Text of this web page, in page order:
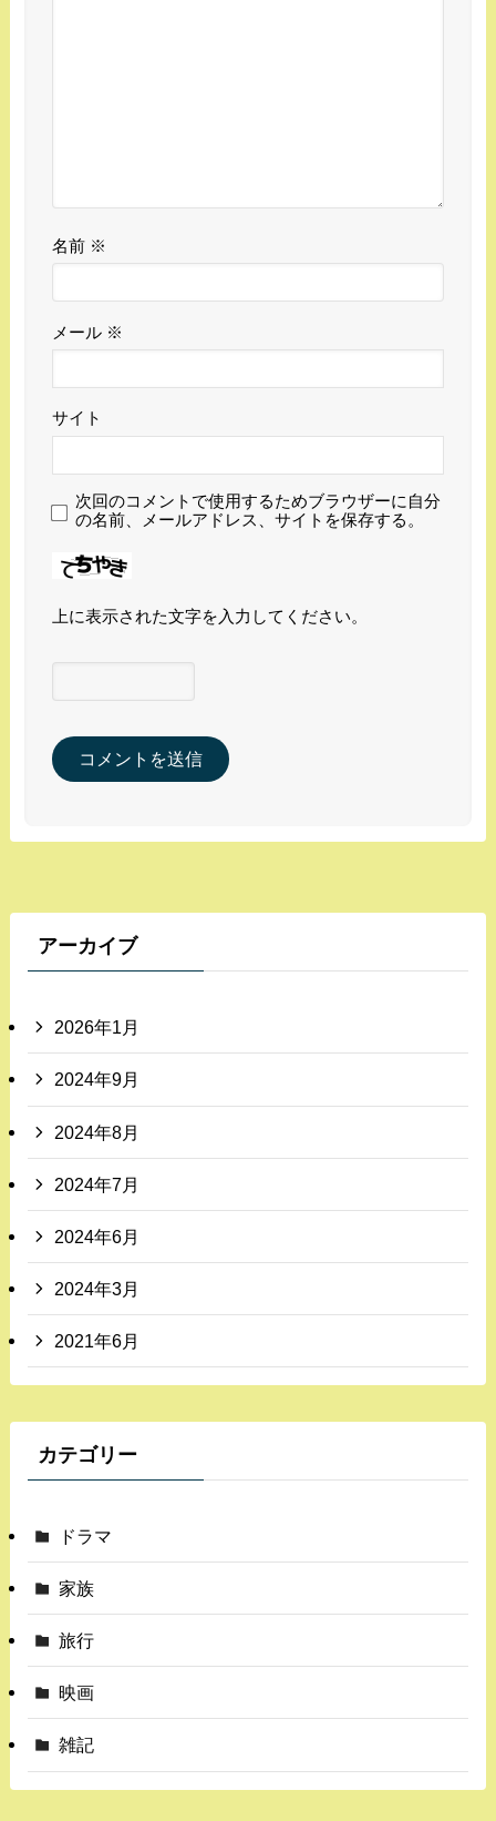
名前 ※
メール ※
サイト
次回のコメントで使用するためブラウザーに自分
の名前、メールアドレス、サイトを保存する。
上に表示された文字を入力してください。
アーカイブ
2026年1月
2024年9月
2024年8月
2024年7月
2024年6月
2024年3月
2021年6月
カテゴリー
ドラマ
家族
旅行
映画
雑記